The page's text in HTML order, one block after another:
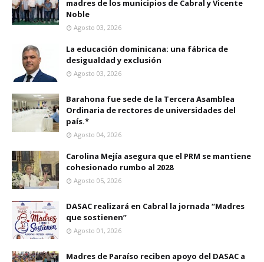
madres de los municipios de Cabral y Vicente
Noble
Agosto 03, 2026
La educación dominicana: una fábrica de
desigualdad y exclusión
Agosto 03, 2026
Barahona fue sede de la Tercera Asamblea
Ordinaria de rectores de universidades del
país.*
Agosto 04, 2026
Carolina Mejía asegura que el PRM se mantiene
cohesionado rumbo al 2028
Agosto 05, 2026
DASAC realizará en Cabral la jornada “Madres
que sostienen”
Agosto 01, 2026
Madres de Paraíso reciben apoyo del DASAC a